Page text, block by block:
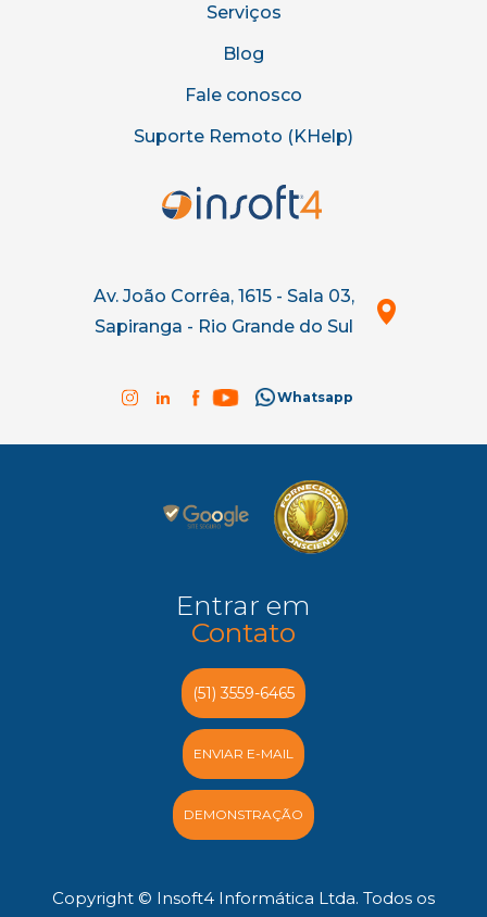
Serviços
Blog
Fale conosco
Suporte Remoto (KHelp)
Av. João Corrêa, 1615 - Sala 03,
Sapiranga - Rio Grande do Sul
Whatsapp
Entrar em
Contato
(51) 3559-6465
ENVIAR E-MAIL
DEMONSTRAÇÃO
Copyright © Insoft4 Informática Ltda. Todos os